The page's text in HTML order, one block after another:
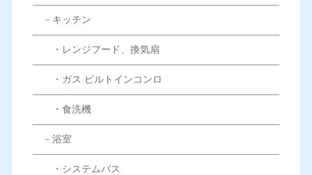
－キッチン
・レンジフード、換気扇
・ガス ビルトインコンロ
・食洗機
－浴室
・システムバス